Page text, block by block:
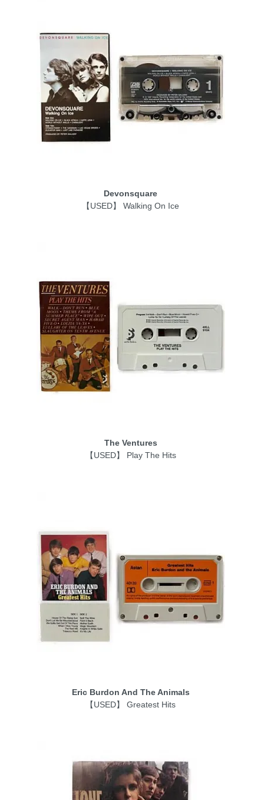
Devonsquare
【USED】 Walking On Ice
The Ventures
【USED】 Play The Hits
Eric Burdon And The Animals
【USED】 Greatest Hits